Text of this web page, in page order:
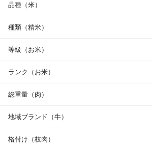
品種（米）
種類（精米）
等級（お米）
ランク（お米）
総重量（肉）
地域ブランド（牛）
格付け（枝肉）